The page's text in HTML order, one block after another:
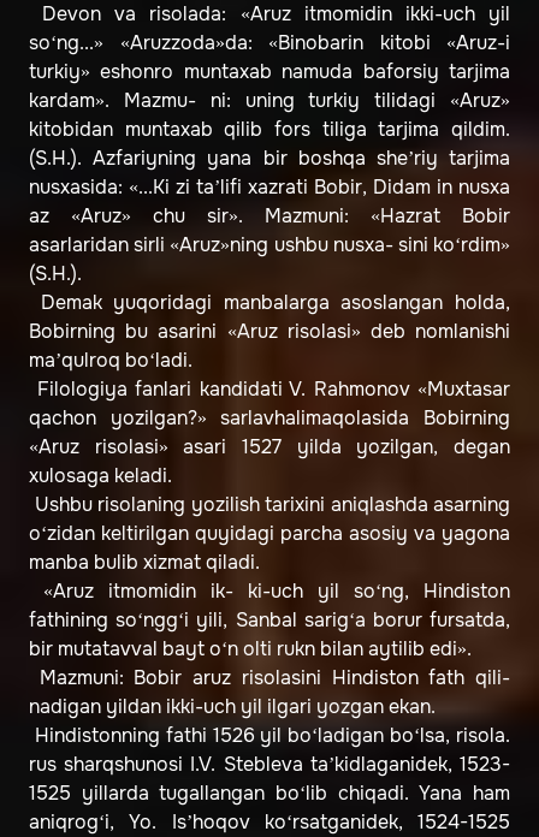
Devon va risolada: «Aruz itmomidin ikki-uch yil
so‘ng...» «Aruzzoda»da: «Binobarin kitobi «Aruz-i
turkiy» eshonro muntaxab namuda baforsiy tarjima
kardam». Mazmu- ni: uning turkiy tilidagi «Aruz»
kitobidan muntaxab qilib fors tiliga tarjima qildim.
(S.H.). Azfariyning yana bir boshqa she’riy tarjima
nusxasida: «...Ki zi ta’lifi xazrati Bobir, Didam in nusxa
az «Aruz» chu sir». Mazmuni: «Hazrat Bobir
asarlaridan sirli «Aruz»ning ushbu nusxa- sini ko‘rdim»
(S.H.).
Demak yuqoridagi manbalarga asoslangan holda,
Bobirning bu asarini «Aruz risolasi» deb nomlanishi
ma’qulroq bo‘ladi.
Filologiya fanlari kandidati V. Rahmonov «Muxtasar
qachon yozilgan?» sarlavhalimaqolasida Bobirning
«Aruz risolasi» asari 1527 yilda yozilgan, degan
xulosaga keladi.
Ushbu risolaning yozilish tarixini aniqlashda asarning
o‘zidan keltirilgan quyidagi parcha asosiy va yagona
manba bulib xizmat qiladi.
«Aruz itmomidin ik- ki-uch yil so‘ng, Hindiston
fathining so‘ngg‘i yili, Sanbal sarig‘a borur fursatda,
bir mutatavval bayt o‘n olti rukn bilan aytilib edi».
Mazmuni: Bobir aruz risolasini Hindiston fath qili-
nadigan yildan ikki-uch yil ilgari yozgan ekan.
Hindistonning fathi 1526 yil bo‘ladigan bo‘lsa, risola.
rus sharqshunosi I.V. Stebleva ta’kidlaganidek, 1523-
1525 yillarda tugallangan bo‘lib chiqadi. Yana ham
aniqrog‘i, Yo. Is’hoqov ko‘rsatganidek, 1524-1525